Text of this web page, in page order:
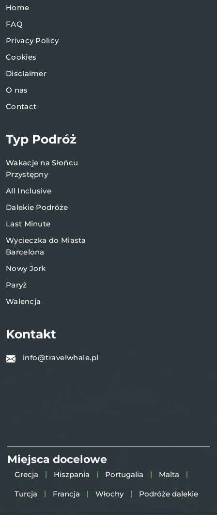
Home
FAQ
Privacy Policy
Cookies
Disclaimer
O nas
Contact
Typ Podróż
Wakacje na Słońcu
Przystępny
All Inclusive
Dalekie Podróże
Last Minute
Wycieczka do Miasta
Barcelona
Nowy Jork
Paryż
Walencja
Kontakt
info@travelwhale.pl
Miejsca docelowe
Grecja Hiszpania Portugalia Malta
Turcja Francja Włochy Podróże dalekie